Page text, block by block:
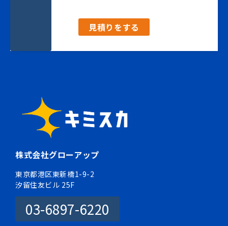
見積りをする
株式会社グローアップ
東京都港区東新橋1-9-2
汐留住友ビル 25F
03-6897-6220